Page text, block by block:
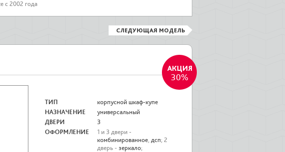
с 2002 года
СЛЕДУЮЩАЯ МОДЕЛЬ
ТИП
корпусной шкаф-купе
НАЗНАЧЕНИЕ
универсальный
ДВЕРИ
3
ОФОРМЛЕНИЕ
1 и 3 двери -
комбинированное, дсп; 2
дверь - зеркало;
30%